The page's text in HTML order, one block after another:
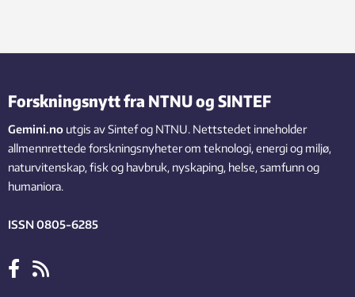
Forskningsnytt fra NTNU og SINTEF
Gemini.no utgis av Sintef og NTNU. Nettstedet inneholder
allmennrettede forskningsnyheter om teknologi, energi og miljø,
naturvitenskap, fisk og havbruk, nyskaping, helse, samfunn og
humaniora.
ISSN 0805-6285